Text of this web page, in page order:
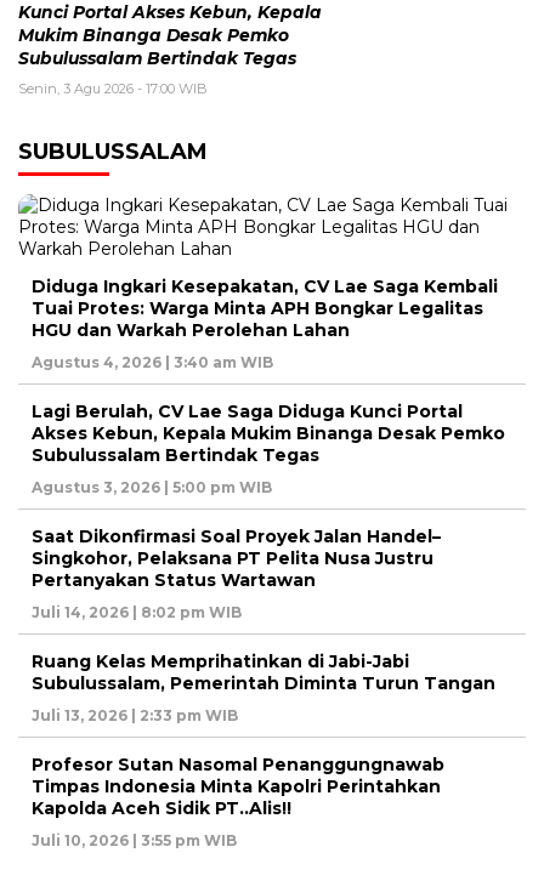
Kunci Portal Akses Kebun, Kepala
Mukim Binanga Desak Pemko
Subulussalam Bertindak Tegas
Senin, 3 Agu 2026 - 17:00 WIB
SUBULUSSALAM
Diduga Ingkari Kesepakatan, CV Lae Saga Kembali
Tuai Protes: Warga Minta APH Bongkar Legalitas
HGU dan Warkah Perolehan Lahan
Agustus 4, 2026 | 3:40 am WIB
Lagi Berulah, CV Lae Saga Diduga Kunci Portal
Akses Kebun, Kepala Mukim Binanga Desak Pemko
Subulussalam Bertindak Tegas
Agustus 3, 2026 | 5:00 pm WIB
Saat Dikonfirmasi Soal Proyek Jalan Handel–
Singkohor, Pelaksana PT Pelita Nusa Justru
Pertanyakan Status Wartawan
Juli 14, 2026 | 8:02 pm WIB
Ruang Kelas Memprihatinkan di Jabi-Jabi
Subulussalam, Pemerintah Diminta Turun Tangan
Juli 13, 2026 | 2:33 pm WIB
Profesor Sutan Nasomal Penanggungnawab
Timpas Indonesia Minta Kapolri Perintahkan
Kapolda Aceh Sidik PT..Alis!!
Juli 10, 2026 | 3:55 pm WIB